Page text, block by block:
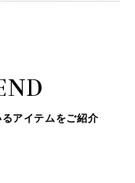
アイテムをご紹介